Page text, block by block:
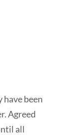
been
Agreed
all